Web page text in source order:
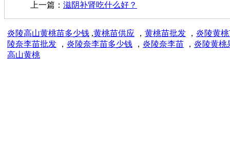
上一篇： 滋阴补肾吃什么好？
炎陵高山黄桃苗多少钱 ,黄桃苗供应 ， 黄桃苗批发 ， 炎陵黄
陵奈李苗批发 ， 炎陵奈李苗多少钱 ， 炎陵奈李苗 ， 炎陵黄桃
高山黄桃